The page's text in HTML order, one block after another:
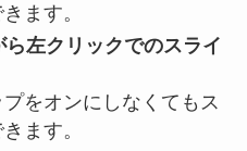
ます。
左クリックでのスライ
をオンにしなくてもス
ます。